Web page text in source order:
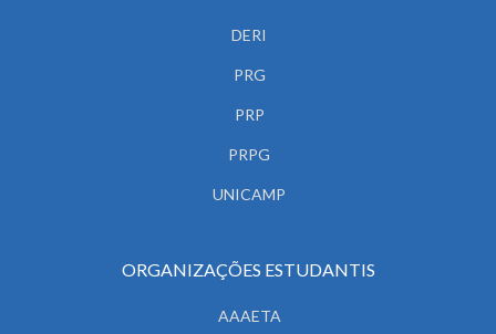
DERI
PRG
PRP
PRPG
UNICAMP
ORGANIZAÇÕES ESTUDANTIS
AAAETA